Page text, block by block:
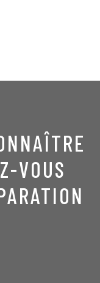
VOUS